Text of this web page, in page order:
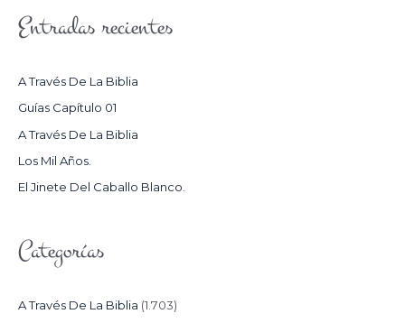
C
R
:
Entradas recientes
A Través De La Biblia
Guías Capítulo 01
A Través De La Biblia
Los Mil Años.
El Jinete Del Caballo Blanco.
Categorías
A Través De La Biblia (1.703)